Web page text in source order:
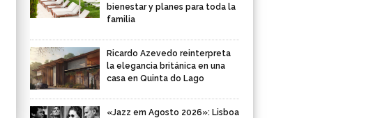
bienestar y planes para toda la
familia
Ricardo Azevedo reinterpreta
la elegancia británica en una
casa en Quinta do Lago
«Jazz em Agosto 2026»: Lisboa